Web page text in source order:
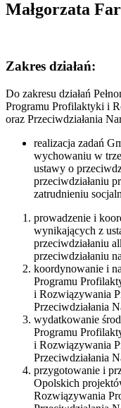
Małgorzata
Zakres działań:
Do zakresu działań
Programu Profilaktyki i
oraz Przeciwdziałania
realizacja zadań
wychowaniu w
ustawy o
przeciwdziałaniu
zatrudnieniu
prowadzenie i
wynikających z
przeciwdziałaniu
przeciwdziałaniu
koordynowanie i
Programu
i Rozwiązywania
Przeciwdziałania
wydatkowanie
Programu
i Rozwiązywania
Przeciwdziałania
przygotowanie i
Opolskich
Rozwiązywania